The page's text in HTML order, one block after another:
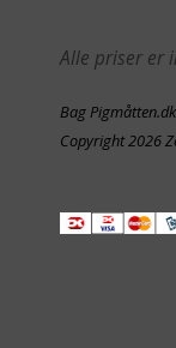
Alle priser er
Bag
Copyright 2026